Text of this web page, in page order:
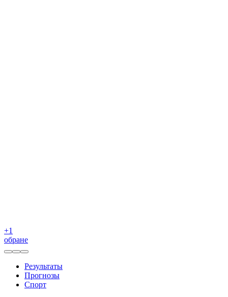
+1
обране
Результаты
Прогнозы
Спорт